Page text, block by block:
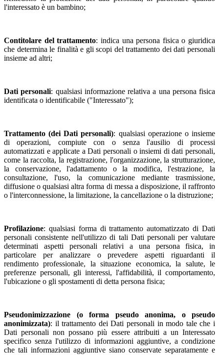
l'interessato è un bambino;
Contitolare del trattamento: indica una persona fisica o giuridica
che determina le finalità e gli scopi del trattamento dei dati personali
insieme ad altri;
Dati personali: qualsiasi informazione relativa a una persona fisica
identificata o identificabile ("Interessato");
Trattamento (dei Dati personali): qualsiasi operazione o insieme
di operazioni, compiute con o senza l'ausilio di processi
automatizzati e applicate a Dati personali o insiemi di dati personali,
come la raccolta, la registrazione, l'organizzazione, la strutturazione,
la conservazione, l'adattamento o la modifica, l'estrazione, la
consultazione, l'uso, la comunicazione mediante trasmissione,
diffusione o qualsiasi altra forma di messa a disposizione, il raffronto
o l'interconnessione, la limitazione, la cancellazione o la distruzione;
Profilazione: qualsiasi forma di trattamento automatizzato di Dati
personali consistente nell'utilizzo di tali Dati personali per valutare
determinati aspetti personali relativi a una persona fisica, in
particolare per analizzare o prevedere aspetti riguardanti il
rendimento professionale, la situazione economica, la salute, le
preferenze personali, gli interessi, l'affidabilità, il comportamento,
l'ubicazione o gli spostamenti di detta persona fisica;
Pseudonimizzazione (o forma pseudo anonima, o pseudo
anonimizzata): il trattamento dei Dati personali in modo tale che i
Dati personali non possano più essere attribuiti a un Interessato
specifico senza l'utilizzo di informazioni aggiuntive, a condizione
che tali informazioni aggiuntive siano conservate separatamente e